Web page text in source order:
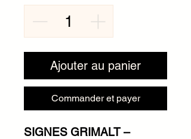
Ajouter au panier
Commander et payer
SIGNES GRIMALT –